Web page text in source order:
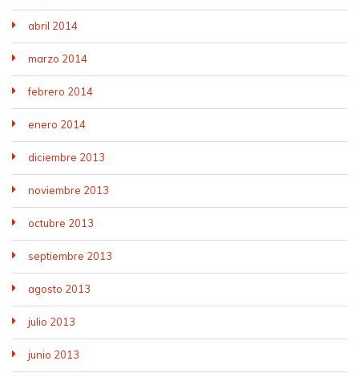
abril 2014
marzo 2014
febrero 2014
enero 2014
diciembre 2013
noviembre 2013
octubre 2013
septiembre 2013
agosto 2013
julio 2013
junio 2013